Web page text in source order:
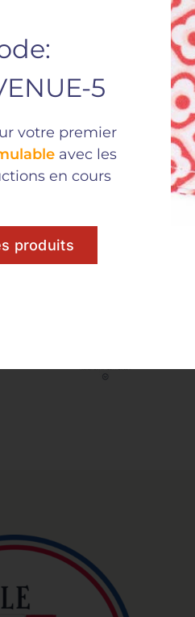
5
votre premier
avec les
en cours
produits